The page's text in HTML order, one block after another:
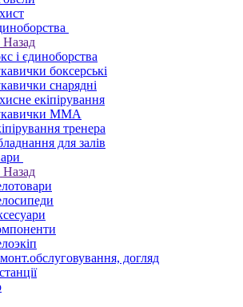
Назад
і єдиноборства
боксерські
снарядні
екіпірування
ММА
тренера
для залів
Назад
догляд